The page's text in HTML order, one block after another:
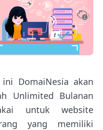
DomaiNesia akan
Unlimited Bulanan
untuk website
yang memiliki